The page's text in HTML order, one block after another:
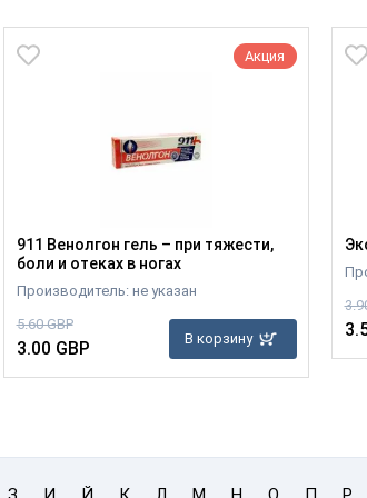
Акция
911 Венолгон гель – при тяжести,
боли и отеках в ногах
Производитель: не указан
5.60 GBP
3.00 GBP В корзину